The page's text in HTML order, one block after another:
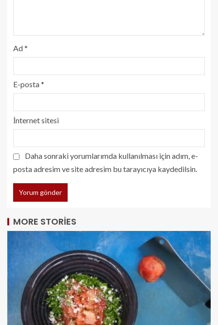
Ad*
E-posta*
İnternet sitesi
Daha sonraki yorumlarımda kullanılması için adım, e-
posta adresim ve site adresim bu tarayıcıya kaydedilsin.
MORE STORIES